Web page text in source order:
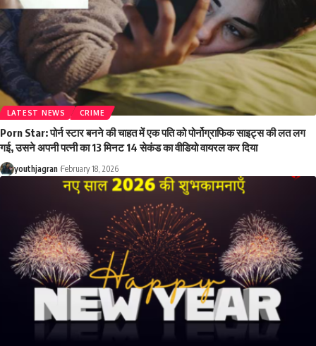
LATEST NEWS CRIME
Porn Star: पोर्न स्टार बनने की चाहत में एक पति को पोर्नोग्राफिक साइट्स की लत लग
गई, उसने अपनी पत्नी का 13 मिनट 14 सेकंड का वीडियो वायरल कर दिया
youthjagran February 18, 2026